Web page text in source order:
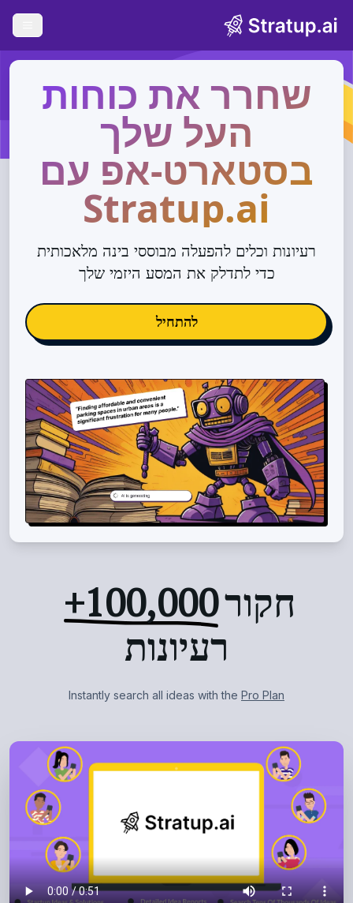
שחרר את כוחות
העל שלך
בסטארט-אפ עם
Stratup.ai
רעיונות וכלים להפעלה מבוססי בינה מלאכותית
כדי לתדלק את המסע היזמי שלך
להתחיל
חקור100,000+
רעיונות
Instantly search all ideas with the Pro Plan